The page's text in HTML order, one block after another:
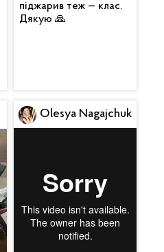
Olesya Nagajchuk
піджарив теж — клас.
Дякую 🙏